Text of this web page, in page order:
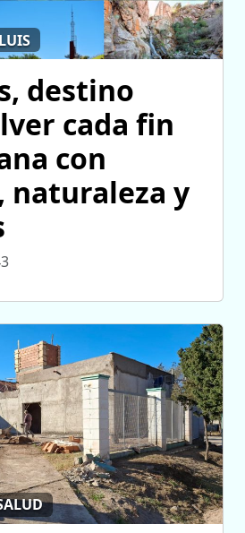
destino
cada fin
con
naturaleza y